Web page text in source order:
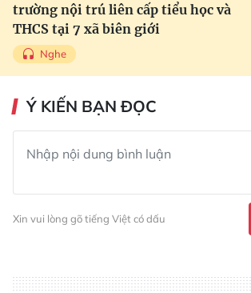
trường nội trú liên cấp tiểu học và
THCS tại 7 xã biên giới
Nghe
Ý KIẾN BẠN ĐỌC
Xin vui lòng gõ tiếng Việt có dấu